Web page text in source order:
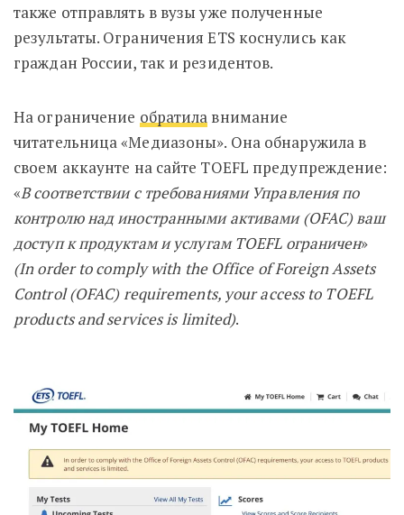
также отправлять в вузы уже полученные
результаты. Ограничения ETS коснулись как
граждан России, так и резидентов.
На ограничение обратила внимание
читательница «Медиазоны». Она обнаружила в
своем аккаунте на сайте TOEFL предупреждение:
«В соответствии с требованиями Управления по
контролю над иностранными активами (OFAC) ваш
доступ к продуктам и услугам TOEFLограничен»
(Inordertocomplywith theOfficeofForeignAssets
Control(OFAC) requirements, youraccesstoTOEFL
productsandservicesislimited).